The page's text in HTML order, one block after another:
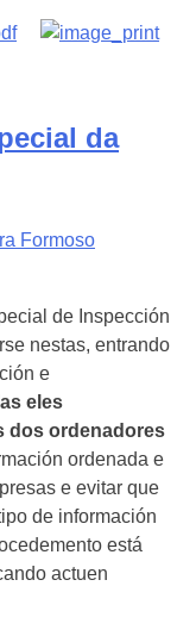
da
Formoso
de Inspección
nestas, entrando
e
eles
dos ordenadores
ordenada e
e evitar que
de información
está
actuen